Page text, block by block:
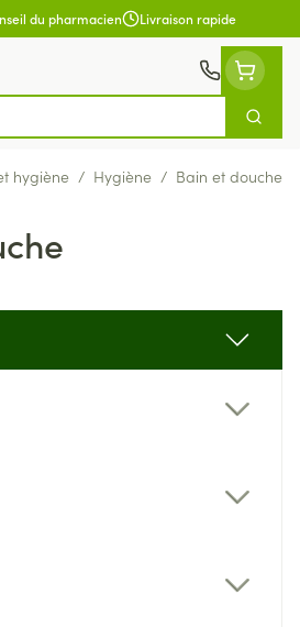
du pharmacien Livraison rapide
hygiène / Hygiène / Bain et douche